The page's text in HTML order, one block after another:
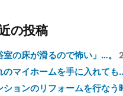
の投稿
室の床が滑るので怖い」…。
のマイホームを手に入れても…
ションのリフォームを行なう